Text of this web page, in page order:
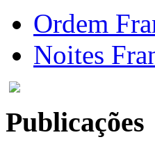
Ordem
Noites
Publicações